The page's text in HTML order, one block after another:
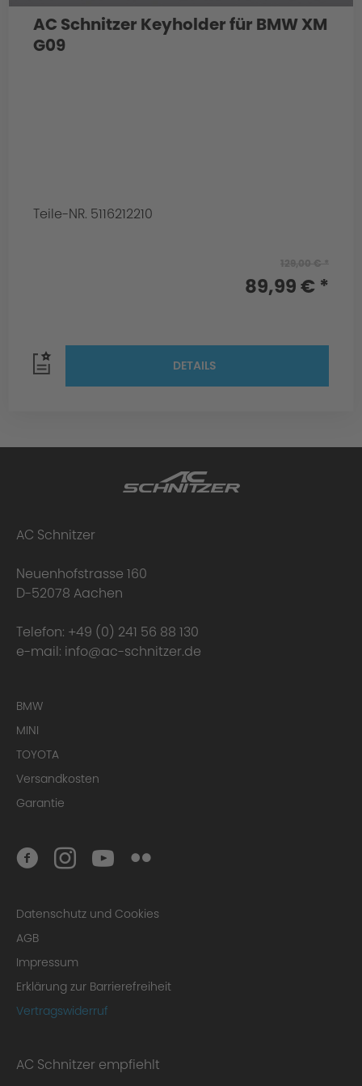
AC Schnitzer Keyholder für BMW XM
G09
Teile-NR. 5116212210
89,99 € *
DETAILS
AC Schnitzer
Neuenhofstrasse 160
D-52078 Aachen
Telefon: +49 (0) 241 56 88 130
e-mail: info@ac-schnitzer.de
BMW
MINI
TOYOTA
Versandkosten
Garantie
Datenschutz und Cookies
AGB
Impressum
Erklärung zur Barrierefreiheit
Vertragswiderruf
AC Schnitzer empfiehlt